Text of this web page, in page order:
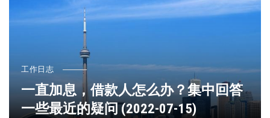
工作日志
一直加息，借款人怎么办？集中回答
一些最近的疑问 (2022-07-15)